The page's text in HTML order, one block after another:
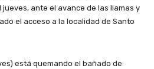
ante el avance de las llamas y
el acceso a la localidad de Santo
está quemando el bañado de